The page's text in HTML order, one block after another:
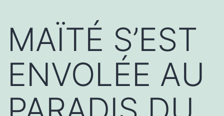
MAÏTÉ S’EST
ENVOLÉE AU